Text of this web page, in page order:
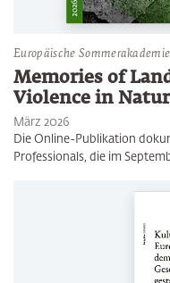
Europäische
Memories of
Violence in
März 2026
Die Online-Publikation
Professionals, die im